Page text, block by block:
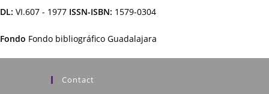
DL: VI.607 - 1977 ISSN-ISBN: 1579-0304
Fondo Fondo bibliográfico Guadalajara
Contact